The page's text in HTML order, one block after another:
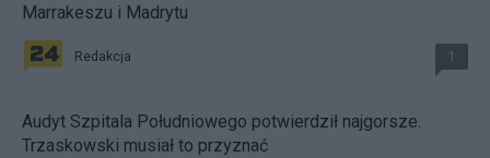
Marrakeszu i Madrytu
Redakcja 1
Audyt Szpitala Południowego potwierdził najgorsze.
Trzaskowski musiał to przyznać